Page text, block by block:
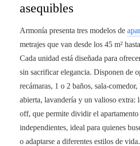
asequibles
Armonía presenta tres modelos de
metrajes que van desde los 45 m²
Cada unidad está diseñada para
sin sacrificar elegancia. Disponen de
recámaras, 1 o 2 baños, sala-
abierta, lavandería y un valioso extra:
off, que permite dividir el apartamento
independientes, ideal para quienes
o adaptarse a diferentes estilos de vida.